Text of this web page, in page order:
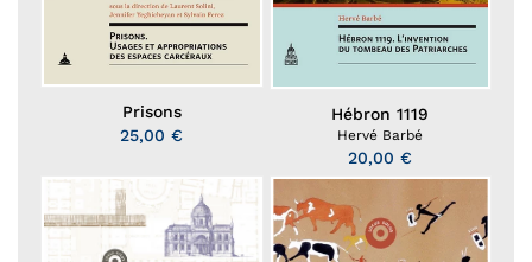
Prisons
25,00 €
Hébron 1119
Hervé Barbé
20,00 €